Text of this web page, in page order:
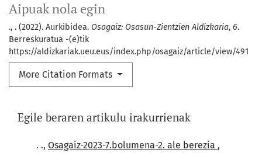
Aipuak nola egin
., . (2022). Aurkibidea. Osagaiz: Osasun-Zientzien Aldizkaria, 6.
Berreskuratua -(e)tik
https://aldizkariak.ueu.eus/index.php/osagaiz/article/view/491
More Citation Formats
Egile beraren artikulu irakurrienak
. ., Osagaiz-2023-7.bolumena-2. ale berezia ,